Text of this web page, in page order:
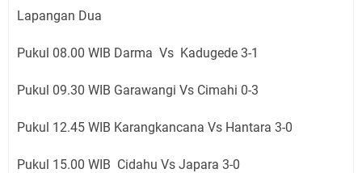
Lapangan Dua
Pukul 08.00 WIB Darma Vs Kadugede 3-1
Pukul 09.30 WIB Garawangi Vs Cimahi 0-3
Pukul 12.45 WIB Karangkancana Vs Hantara 3-0
Pukul 15.00 WIB Cidahu Vs Japara 3-0